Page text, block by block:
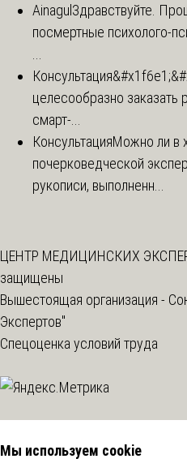
AinagulЗдравствуйте.
посмертные психолого-
Консультация
целесообразно заказать
смарт-...
КонсультацияМожно ли в
почерковедческой
рукописи, выполненн...
ЦЕНТР МЕДИЦИНСКИХ
защищены
Вышестоящая организация -
Экспертов"
Спецоценка условий труда
Мы используем cookie